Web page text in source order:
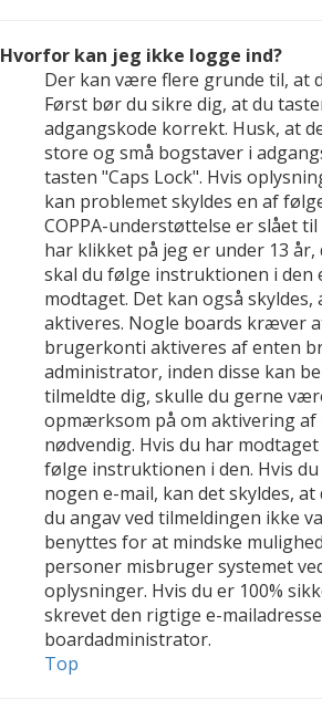
Hvorfor kan jeg ikke logge ind?
Der kan være flere grunde til, at
Først bør du sikre dig, at du
adgangskode korrekt. Husk, at
store og små bogstaver i
tasten "Caps Lock". Hvis
kan problemet skyldes en af
COPPA-understøttelse er slået
har klikket på jeg er under 13 år,
skal du følge instruktionen i den
modtaget. Det kan også
aktiveres. Nogle boards kræver
brugerkonti aktiveres af enten
administrator, inden disse kan
tilmeldte dig, skulle du gerne
opmærksom på om aktivering
nødvendig. Hvis du har
følge instruktionen i den. Hvis
nogen e-mail, kan det skyldes, at
du angav ved tilmeldingen ikke
benyttes for at mindske
personer misbruger systemet
oplysninger. Hvis du er 100%
skrevet den rigtige e-
boardadministrator.
Top